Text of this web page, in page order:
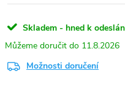
Skladem - hned k
11.8.2026
Možnosti doručení